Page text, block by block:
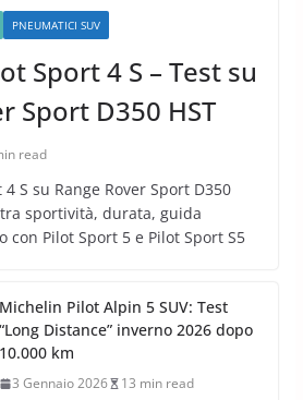
PNEUMATICI SUV
Sport 4 S – Test su
Sport D350 HST
read
S su Range Rover Sport D350
sportività, durata, guida
con Pilot Sport 5 e Pilot Sport S5
Michelin Pilot Alpin 5 SUV: Test
“Long Distance” inverno 2026 dopo
10.000 km
3 Gennaio 2026 13 min read